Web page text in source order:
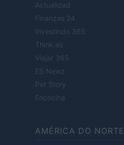
Actualidad
Finanzas 24
Investindo 365
Think.es
Viajar 365
ES Newz
Pet Story
Encocina
AMÉRICA DO NORTE